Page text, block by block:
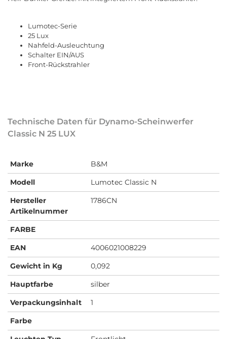
Lumotec-Serie
25 Lux
Nahfeld-Ausleuchtung
Schalter EIN/AUS
Front-Rückstrahler
Technische Daten für Dynamo-Scheinwerfer
Classic N 25 LUX
Marke
B&M
Modell
Lumotec Classic N
Hersteller
Artikelnummer
1786CN
FARBE
EAN
4006021008229
Gewicht in Kg
0,092
Hauptfarbe
silber
Verpackungsinhalt
1
Farbe